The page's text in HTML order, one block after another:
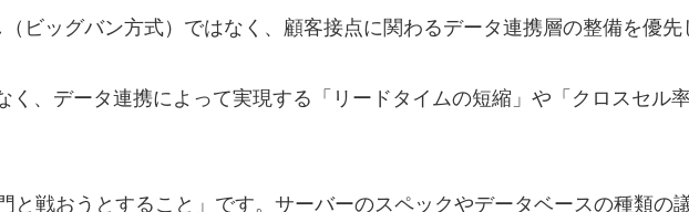
ビッグバン方式）ではなく、顧客接点に関わるデータ連携層の整備を優先
く、データ連携によって実現する「リードタイムの短縮」や「クロスセル
と戦おうとすること」です。サーバーのスペックやデータベースの種類の